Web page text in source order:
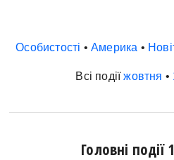
Особистості •Америка •
Всі подіїжовтня •
Головні